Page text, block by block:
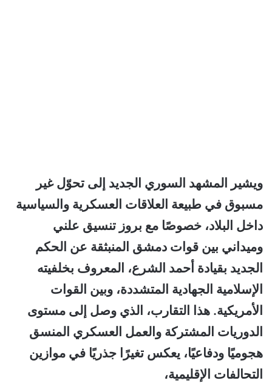
ويشير المشهد السوري الجديد إلى تحوّل غير
مسبوق في طبيعة العلاقات العسكرية والسياسية
داخل البلاد، خصوصًا مع بروز تنسيق علني
وميداني بين قوات دمشق المنبثقة عن الحكم
الجديد بقيادة أحمد الشرع، المعروف بخلفيته
الإسلامية الجهادية المتشددة، وبين القوات
الأمريكية. هذا التقارب، الذي وصل إلى مستوى
الدوريات المشتركة والعمل العسكري المنسق
هجوميًا ودفاعيًا، يعكس تغيرًا جذريًا في موازين
التحالفات الإقليمية،